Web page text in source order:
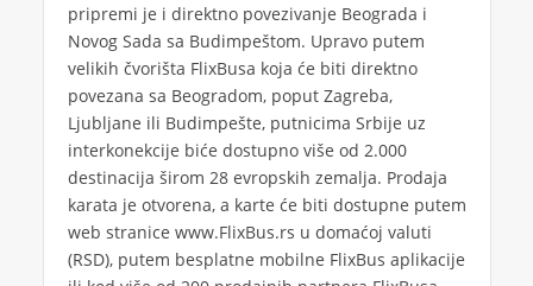
pripremi je i direktno povezivanje Beograda i
Novog Sada sa Budimpeštom. Upravo putem
velikih čvorišta FlixBusa koja će biti direktno
povezana sa Beogradom, poput Zagreba,
Ljubljane ili Budimpešte, putnicima Srbije uz
interkonekcije biće dostupno više od 2.000
destinacija širom 28 evropskih zemalja. Prodaja
karata je otvorena, a karte će biti dostupne putem
web stranice www.FlixBus.rs u domaćoj valuti
(RSD), putem besplatne mobilne FlixBus aplikacije